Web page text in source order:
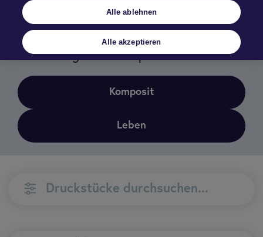
passende Dokument rasch zu finden.
Ihr Einstieg über die Sparte:
Komposit
Leben
Suchen
Alle ablehnen
Alle akzeptieren